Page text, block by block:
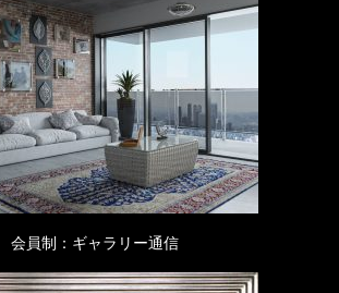
会員制：ギャラリー通信